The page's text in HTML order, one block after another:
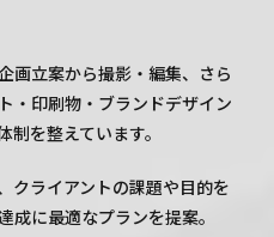
画立案から撮影・編集、さら
・印刷物・ブランドデザイン
制を整えています。
クライアントの課題や目的を
成に最適なプランを提案。